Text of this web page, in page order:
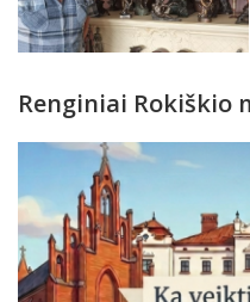
Renginiai Rokiškio